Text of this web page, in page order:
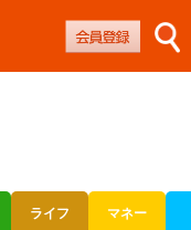
ライフ マネー